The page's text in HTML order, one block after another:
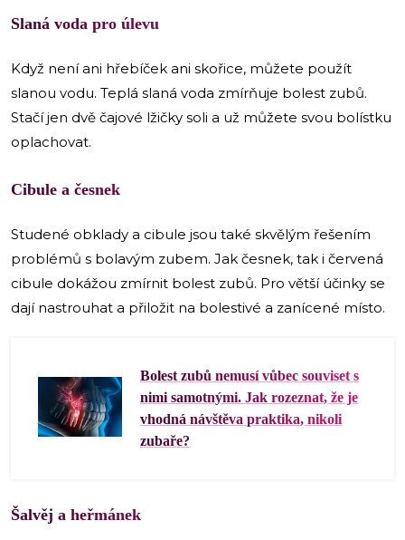
Slaná voda pro úlevu
Když není ani hřebíček ani skořice, můžete použít
slanou vodu. Teplá slaná voda zmírňuje bolest zubů.
Stačí jen dvě čajové lžičky soli a už můžete svou bolístku
oplachovat.
Cibule a česnek
Studené obklady a cibule jsou také skvělým řešením
problémů s bolavým zubem. Jak česnek, tak i červená
cibule dokážou zmírnit bolest zubů. Pro větší účinky se
dají nastrouhat a přiložit na bolestivé a zanícené místo.
Bolest zubů nemusí vůbec souviset s
nimi samotnými. Jak rozeznat, že je
vhodná návštěva praktika, nikoli
zubaře?
Šalvěj a heřmánek